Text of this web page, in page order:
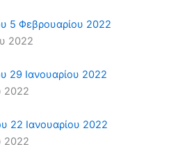
5 Φεβρουαρίου 2022
2022
Ιανουαρίου 2022
2022
Ιανουαρίου 2022
2022